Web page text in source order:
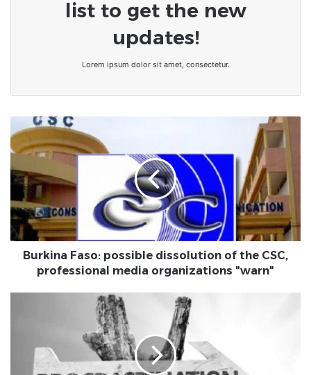
list to get the new
updates!
Lorem ipsum dolor sit amet, consectetur.
Burkina
Faso:
possible
dissolution
of
CSC,
professional
media
organizations
Burkina Faso: possible dissolution of the CSC,
professional media organizations "warn"